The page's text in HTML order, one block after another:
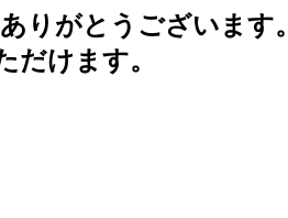
りがとうございます。
だけます。